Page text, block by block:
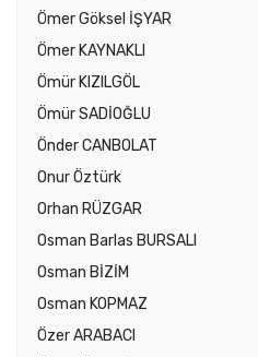
Ömer Göksel İŞYAR
Ömer KAYNAKLI
Ömür KIZILGÖL
Ömür SADİOĞLU
Önder CANBOLAT
Onur Öztürk
Orhan RÜZGAR
Osman Barlas BURSALI
Osman BİZİM
Osman KOPMAZ
Özer ARABACI